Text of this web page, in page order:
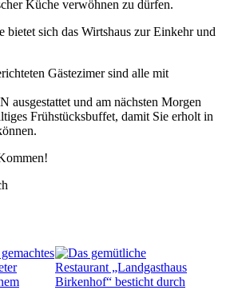
Küche ver­wöh­nen zu dürfen.
bie­tet sich das Wirts­haus zur Ein­kehr und
Gäs­te­zi­mer sind alle mit
aus­ge­stat­tet und am nächs­ten Mor­gen
Früh­stücks­buf­fet, damit Sie erholt in